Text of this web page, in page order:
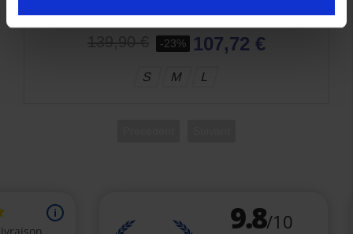
Noir
-23% 107,72 €
S M L